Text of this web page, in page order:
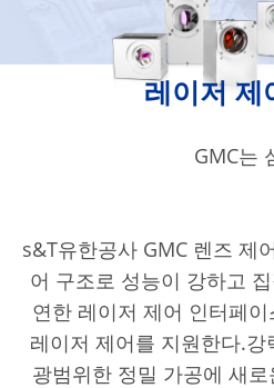
레이저 제
GMC는
s&T유한공사 GMC 렌즈 제
어 구조로 성능이 강하고
연한 레이저 제어 인터페
레이저 제어를 지원한다.
광범위한 정밀 가공에 새